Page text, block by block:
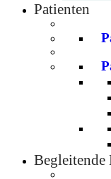
Patienten
Begleitende